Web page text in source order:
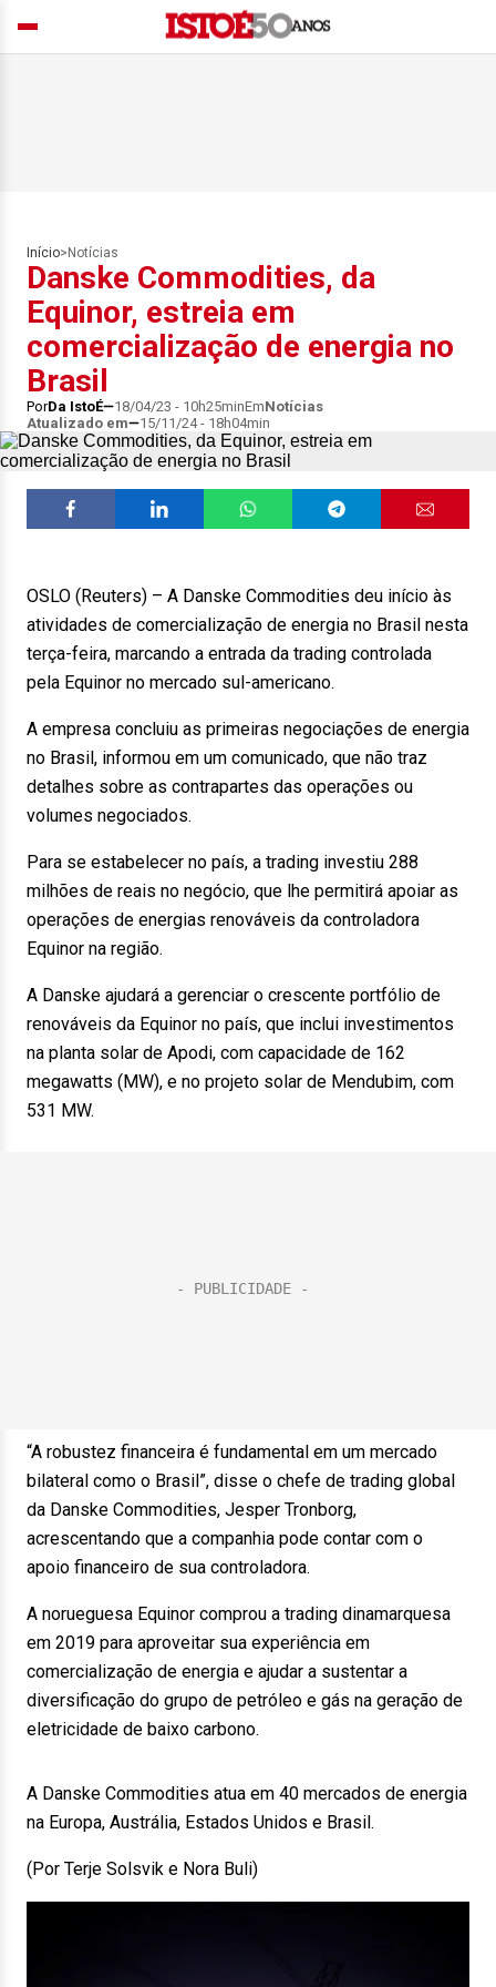
Início> Notícias
Danske Commodities, da
Equinor, estreia em
comercialização de energia no
Brasil
PorDa IstoÉ 18/04/23 - 10h25minEmNotícias
Atualizado em
15/11/24 - 18h04min
OSLO (Reuters) – A Danske Commodities deu início às
atividades de comercialização de energia no Brasil nesta
terça-feira, marcando a entrada da trading controlada
pela Equinor no mercado sul-americano.
A empresa concluiu as primeiras negociações de energia
no Brasil, informou em um comunicado, que não traz
detalhes sobre as contrapartes das operações ou
volumes negociados.
Para se estabelecer no país, a trading investiu 288
milhões de reais no negócio, que lhe permitirá apoiar as
operações de energias renováveis da controladora
Equinor na região.
A Danske ajudará a gerenciar o crescente portfólio de
renováveis da Equinor no país, que inclui investimentos
na planta solar de Apodi, com capacidade de 162
megawatts (MW), e no projeto solar de Mendubim, com
531 MW.
“A robustez financeira é fundamental em um mercado
bilateral como o Brasil”, disse o chefe de trading global
da Danske Commodities, Jesper Tronborg,
acrescentando que a companhia pode contar com o
apoio financeiro de sua controladora.
A norueguesa Equinor comprou a trading dinamarquesa
em 2019 para aproveitar sua experiência em
comercialização de energia e ajudar a sustentar a
diversificação do grupo de petróleo e gás na geração de
eletricidade de baixo carbono.
A Danske Commodities atua em 40 mercados de energia
na Europa, Austrália, Estados Unidos e Brasil.
(Por Terje Solsvik e Nora Buli)